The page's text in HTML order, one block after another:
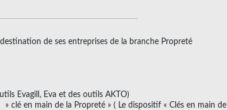
de ses entreprises de la branche Propreté
Evagill, Eva et des outils AKTO)
clé en main de la Propreté » ( Le dispositif « Clés en main de